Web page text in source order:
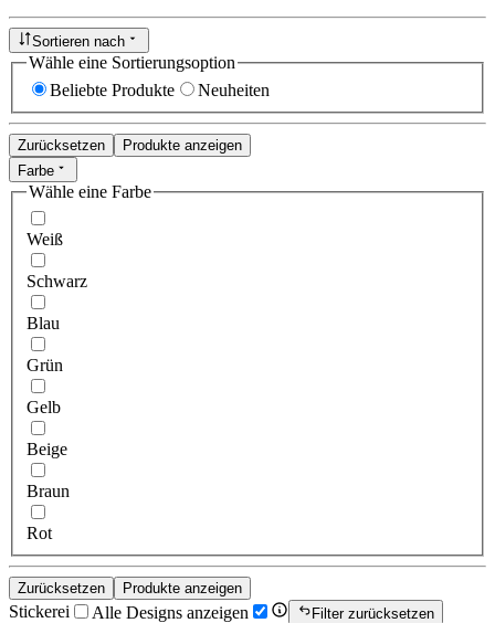
Sortieren nach
Wähle eine Sortierungsoption
Beliebte Produkte
Neuheiten
Zurücksetzen
Produkte anzeigen
Farbe
Wähle eine Farbe
Weiß
Schwarz
Blau
Grün
Gelb
Beige
Braun
Rot
Zurücksetzen Produkte anzeigen
Stickerei Alle Designs anzeigen
Filter zurücksetzen